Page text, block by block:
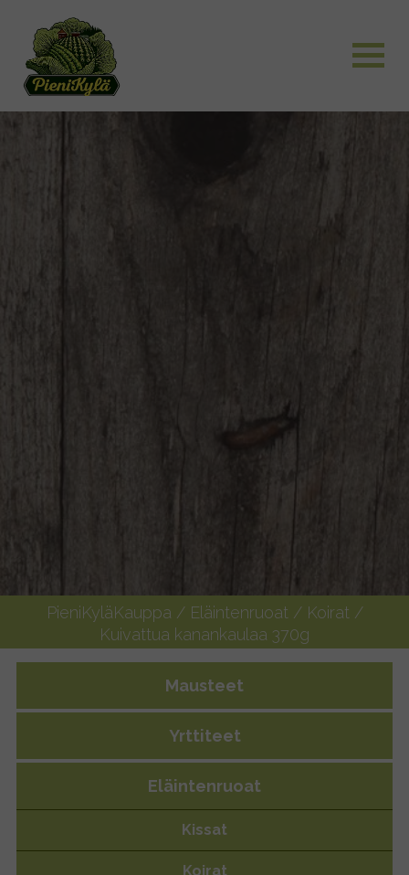
Kuivattua kanankaulaa 370g
PieniKyläKauppa / Eläintenruoat / Koirat /
Kuivattua kanankaulaa 370g
Mausteet
Yrttiteet
Eläintenruoat
Kissat
Koirat